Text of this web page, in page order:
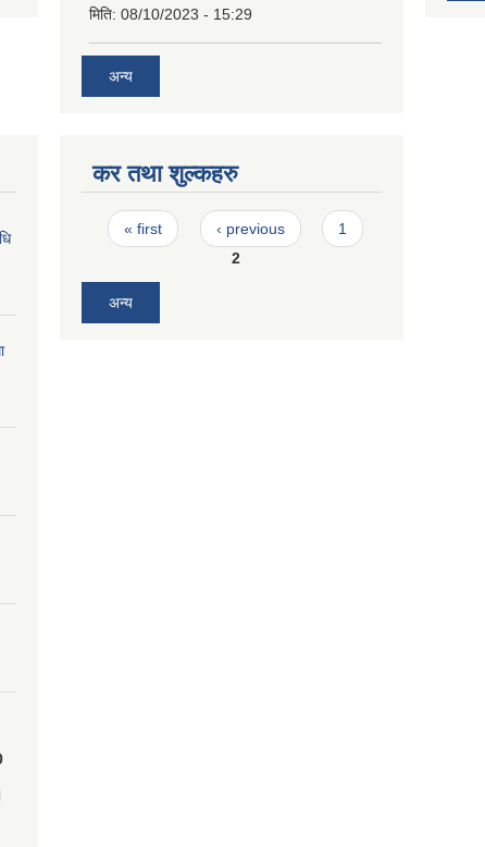
मिति: 08/10/2023 - 15:29
अन्य
कर तथा शुल्कहरु
Pages
« first ‹ previous
1
2
अन्य